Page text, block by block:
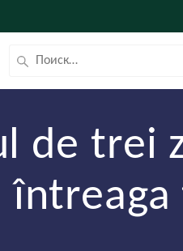
de trei
întreaga